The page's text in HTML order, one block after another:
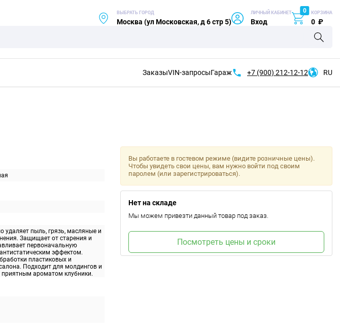
ВЫБРАТЬ ГОРОД
Москва (ул Московская, д 6 стр 5)
ЛИЧНЫЙ КАБИНЕТ
Вход
0 КОРЗИНА
0 ₽
ЗаказыVIN-запросыГараж +7 (900) 212-12-12 RU
удаляет пыль, грязь, масляные и
Защищает от старения и
первоначальную
эффектом.
пластиковых и
Подходит для молдингов и
ароматом клубники.
Вы работаете в гостевом режиме (видите розничные цены).
Чтобы увидеть свои цены, вам нужно войти под своим
паролем (или зарегистрироваться).
Нет на складе
Мы можем привезти данный товар под заказ.
Посмотреть цены и сроки